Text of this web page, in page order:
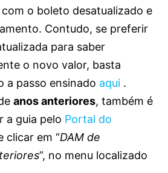
o boleto desatualizado e
Contudo, se preferir
para saber
o novo valor, basta
a passo ensinado aqui .
anos anteriores, também é
a guia pelo Portal do
clicar em “DAM de
”, no menu localizado